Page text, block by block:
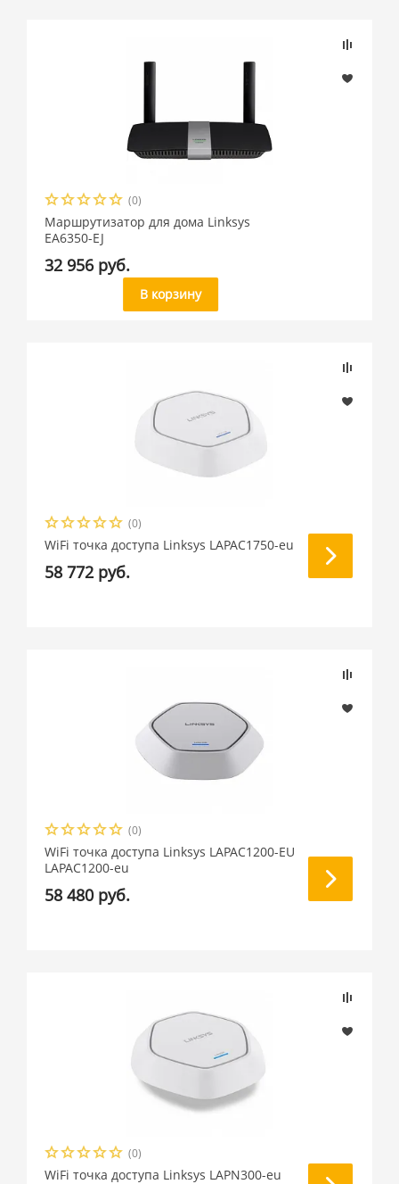
(0)
Маршрутизатор для дома Linksys
EA6350-EJ
32 956 руб.
В корзину
(0)
WiFi точка доступа Linksys LAPAC1750-eu
58 772 руб.
(0)
WiFi точка доступа Linksys LAPAC1200-EU
LAPAC1200-eu
58 480 руб.
(0)
WiFi точка доступа Linksys LAPN300-eu